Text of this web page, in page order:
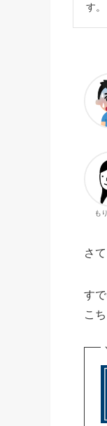
す。
も
さ
す
こ